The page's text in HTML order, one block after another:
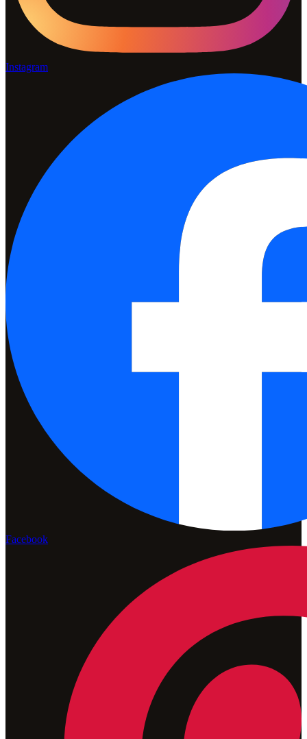
Instagram
Facebook